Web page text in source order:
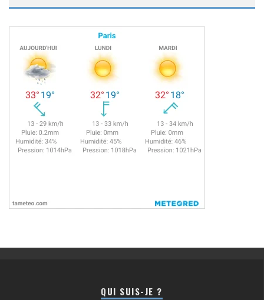
QUI SUIS-JE ?